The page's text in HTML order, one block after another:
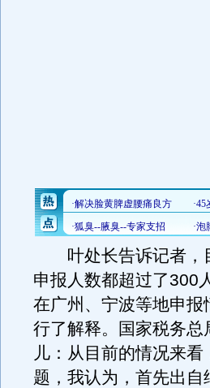
叶处长告诉记者，
申报人数都超过了300
在广州、宁波等地申
行了解释。国家税务
儿：从目前的情况来
题，我认为，首先出